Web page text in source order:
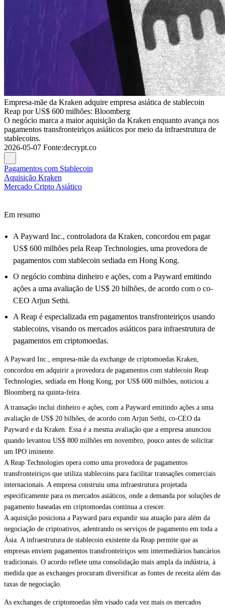
Empresa-mãe da Kraken adquire empresa asiática de stablecoin
Reap por US$ 600 milhões: Bloomberg
O negócio marca a maior aquisição da Kraken enquanto avança nos
pagamentos transfronteiriços asiáticos por meio da infraestrutura de
stablecoins.
2026-05-07 Fonte:decrypt.co
Pagamentos com Stablecoin
Aquisição Kraken
Mercado Cripto Asiático
Em resumo
A Payward Inc., controladora da Kraken, concordou em pagar
US$ 600 milhões pela Reap Technologies, uma provedora de
pagamentos com stablecoin sediada em Hong Kong.
O negócio combina dinheiro e ações, com a Payward emitindo
ações a uma avaliação de US$ 20 bilhões, de acordo com o co-
CEO Arjun Sethi.
A Reap é especializada em pagamentos transfronteiriços usando
stablecoins, visando os mercados asiáticos para infraestrutura de
pagamentos em criptomoedas.
A Payward Inc., empresa-mãe da exchange de criptomoedas Kraken,
concordou em adquirir a provedora de pagamentos com stablecoin Reap
Technologies, sediada em Hong Kong, por US$ 600 milhões, noticiou a
Bloomberg na quinta-feira.
A transação inclui dinheiro e ações, com a Payward emitindo ações a uma
avaliação de US$ 20 bilhões, de acordo com Arjun Sethi, co-CEO da
Payward e da Kraken. Essa é a mesma avaliação que a empresa anunciou
quando levantou US$ 800 milhões em novembro, pouco antes de solicitar
um IPO iminente.
A Reap Technologies opera como uma provedora de pagamentos
transfronteiriços que utiliza stablecoins para facilitar transações comerciais
internacionais. A empresa construiu uma infraestrutura projetada
especificamente para os mercados asiáticos, onde a demanda por soluções de
pagamento baseadas em criptomoedas continua a crescer.
A aquisição posiciona a Payward para expandir sua atuação para além da
negociação de criptoativos, adentrando os serviços de pagamento em toda a
Ásia. A infraestrutura de stablecoin existente da Reap permite que as
empresas enviem pagamentos transfronteiriços sem intermediários bancários
tradicionais. O acordo reflete uma consolidação mais ampla da indústria, à
medida que as exchanges procuram diversificar as fontes de receita além das
taxas de negociação.
As exchanges de criptomoedas têm visado cada vez mais os mercados